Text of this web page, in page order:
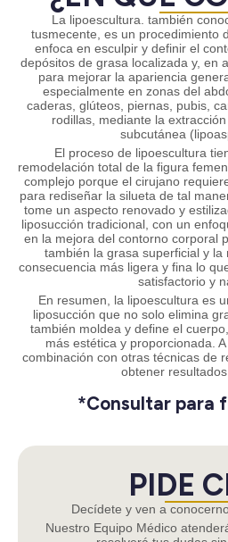
La lipoescultura. también
tusmecente, es un procedimiento
enfoca en esculpir y definir el
depósitos de grasa localizada y, en
para mejorar la apariencia
especialmente en zonas del
caderas, glúteos, piernas, pubis,
rodillas, mediante la
subcutánea
El proceso de lipoescultura
remodelación total de la figura
complejo porque el cirujano
para rediseñar la silueta de tal
tome un aspecto renovado y
liposucción tradicional, con un
en la mejora del contorno corporal
también la grasa superficial y la
consecuencia más ligera y fina lo
satisfactorio y
En resumen, la lipoescultura es
liposucción que no solo elimina
también moldea y define el
más estética y proporcionada.
combinación con otras técnicas de
obtener
*Consultar para
PIDE
Decídete y ven a
Nuestro Equipo Médico